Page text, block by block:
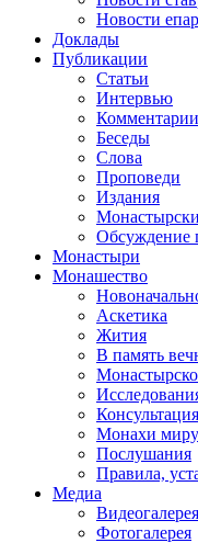
Новости
Доклады
Публикации
Статьи
Интервью
Комментарии
Беседы
Слова
Проповеди
Издания
Обсуждение
Монастыри
Монашество
Аскетика
Жития
В память
Консультация
Монахи миру
Послушания
Правила,
Медиа
Видеогалерея
Фотогалерея